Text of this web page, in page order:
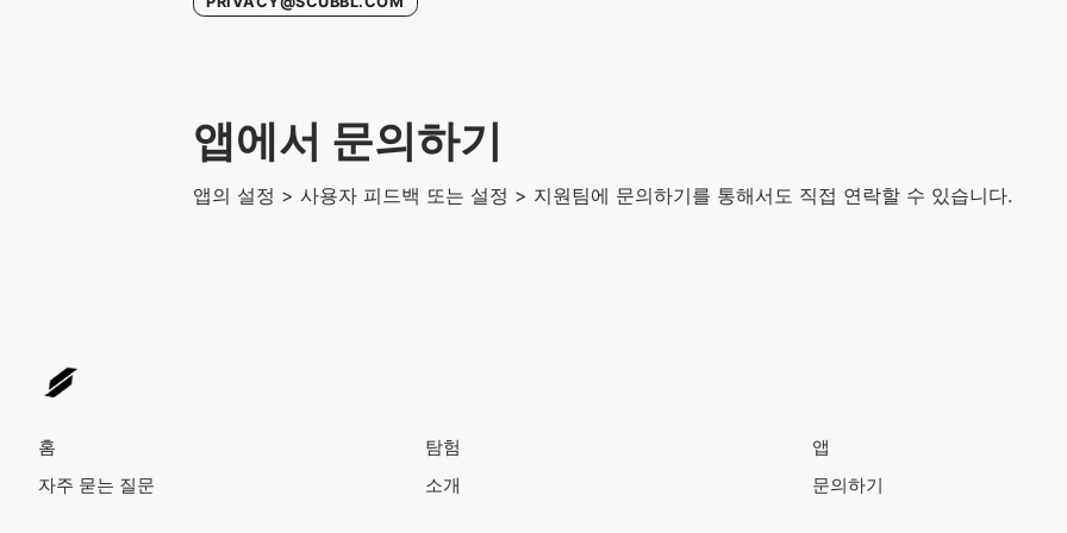
앱에서 문의하기
앱의 설정 > 사용자 피드백 또는 설정 > 지원팀에 문의하기를 통해서도 직접 연락할 수 있습니다.
홈 탐험
앱
자주 묻는 질문
소개 문의하기